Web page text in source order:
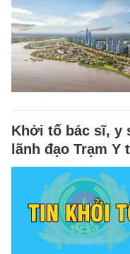
Khởi tố bác sĩ, y
lãnh đạo Trạm Y